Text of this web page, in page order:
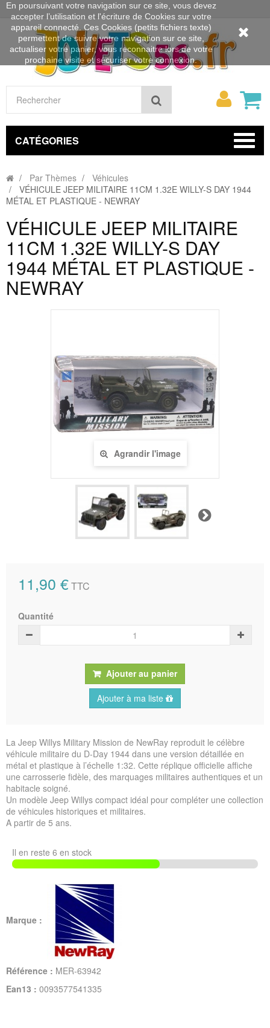
Rechercher
Mon
CATÉGORIES
Par Thèmes
Véhicules
VÉHICULE JEEP MILITAIRE 11CM 1.32E WILLY-S DAY 1944
MÉTAL ET PLASTIQUE - NEWRAY
VÉHICULE JEEP MILITAIRE
11CM 1.32E WILLY-S DAY
1944 MÉTAL ET PLASTIQUE -
NEWRAY
Agrandir l'image
Suivant
11,90 €TTC
Quantité
Ajouter au panier
Ajouter à ma liste
La Jeep Willys Military Mission de NewRay reproduit le célèbre
véhicule militaire du D-Day 1944 dans une version détaillée en
métal et plastique à l’échelle 1:32. Cette réplique officielle affiche
une carrosserie fidèle, des marquages militaires authentiques et un
habitacle soigné.
Un modèle Jeep Willys compact idéal pour compléter une collection
de véhicules historiques et militaires.
A partir de 5 ans.
Il en reste 6 en stock
Marque :
Référence : MER-63942
Ean13 : 0093577541335
En poursuivant votre navigation sur ce site, vous devez
accepter l’utilisation et l'écriture de Cookies sur votre
appareil connecté. Ces Cookies (petits fichiers texte)
permettent de suivre votre navigation sur ce site,
actualiser votre panier, vous reconnaitre lors de votre
prochaine visite et sécuriser votre connexion.